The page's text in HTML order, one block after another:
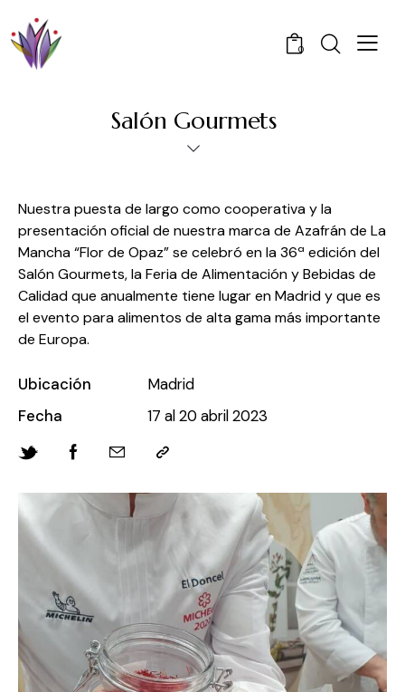
0
Salón Gourmets
Nuestra puesta de largo como cooperativa y la
presentación oficial de nuestra marca de Azafrán de La
Mancha “Flor de Opaz” se celebró en la 36ª edición del
Salón Gourmets, la Feria de Alimentación y Bebidas de
Calidad que anualmente tiene lugar en Madrid y que es
el evento para alimentos de alta gama más importante
de Europa.
Ubicación
Madrid
Fecha
17 al 20 abril 2023